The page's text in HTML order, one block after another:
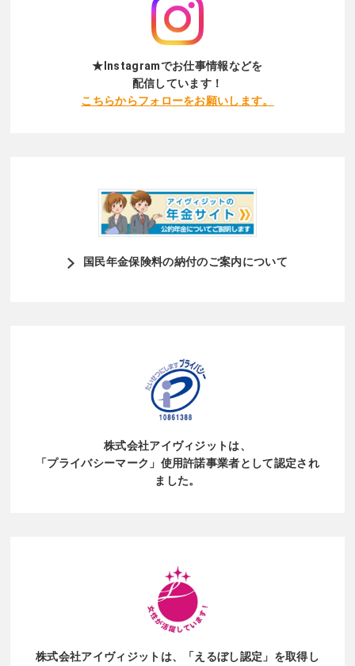
★Instagramでお仕事情報などを
配信しています！
こちらからフォローをお願いします。
国民年金保険料の納付のご案内について
株式会社アイヴィジットは、
「プライバシーマーク」使用許諾事業者として認定され
ました。
株式会社アイヴィジットは、
「えるぼし認定」を取得し